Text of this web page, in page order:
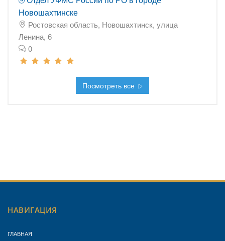
Новошахтинске
Ростовская область, Новошахтинск, улица
Ленина, 6
0
Посмотреть все
НАВИГАЦИЯ
ГЛАВНАЯ